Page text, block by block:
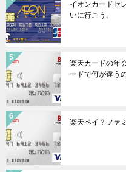
イオンカードセ
いに行こう。
楽天カードの年
ードで何が違う
楽天ペイ？ファ